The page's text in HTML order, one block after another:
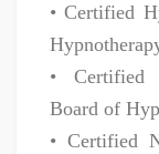
• Certified
• Certified
Board of
• Certified